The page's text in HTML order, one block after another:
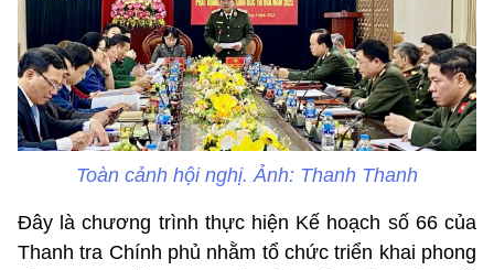
Toàn cảnh hội nghị. Ảnh: Thanh Thanh
Đây là chương trình thực hiện Kế hoạch số 66 của
Thanh tra Chính phủ nhằm tổ chức triển khai phong